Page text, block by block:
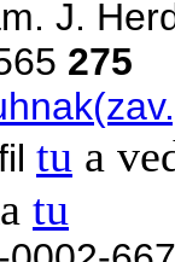
J.
275
tu a
tu